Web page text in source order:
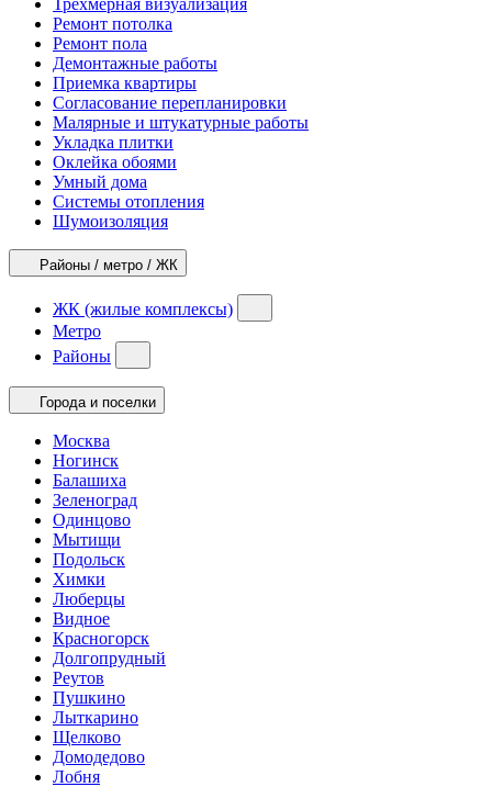
Трехмерная визуализация
Ремонт потолка
Ремонт пола
Демонтажные работы
Приемка квартиры
Согласование перепланировки
Малярные и штукатурные работы
Укладка плитки
Оклейка обоями
Умный дома
Системы отопления
Шумоизоляция
Районы / метро / ЖК
ЖК (жилые комплексы)
Метро
Районы
Города и поселки
Москва
Ногинск
Балашиха
Зеленоград
Одинцово
Мытищи
Подольск
Химки
Люберцы
Видное
Красногорск
Долгопрудный
Реутов
Пушкино
Лыткарино
Щелково
Домодедово
Лобня